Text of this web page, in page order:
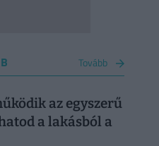
Tovább
az egyszerű
a lakásból a